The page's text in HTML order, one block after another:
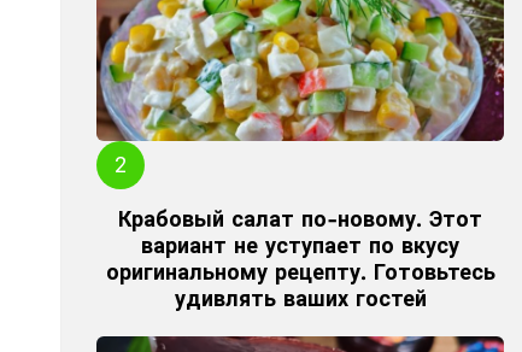
Крабовый салат по-новому. Этот
вариант не уступает по вкусу
оригинальному рецепту. Готовьтесь
удивлять ваших гостей